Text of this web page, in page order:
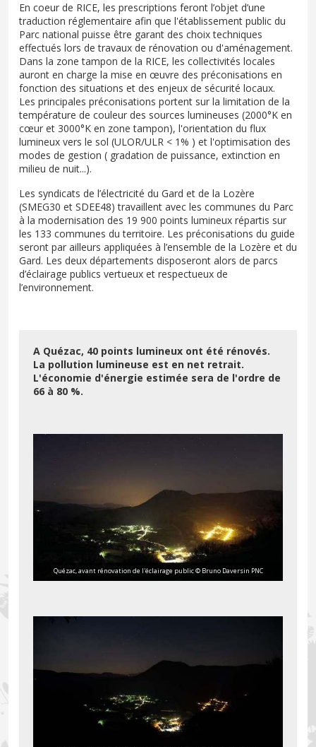
En coeur de RICE, les prescriptions feront l’objet d’une
traduction réglementaire afin que l'établissement public du
Parc national puisse être garant des choix techniques
effectués lors de travaux de rénovation ou d'aménagement.
Dans la zone tampon de la RICE, les collectivités locales
auront en charge la mise en œuvre des préconisations en
fonction des situations et des enjeux de sécurité locaux.
Les principales préconisations portent sur la limitation de la
température de couleur des sources lumineuses (2000°K en
cœur et 3000°K en zone tampon), l'orientation du flux
lumineux vers le sol (ULOR/ULR < 1% ) et l'optimisation des
modes de gestion ( gradation de puissance, extinction en
milieu de nuit...).
Les syndicats de l’électricité du Gard et de la Lozère
(SMEG30 et SDEE48) travaillent avec les communes du Parc
à la modernisation des 19 900 points lumineux répartis sur
les 133 communes du territoire. Les préconisations du guide
seront par ailleurs appliquées à l’ensemble de la Lozère et du
Gard. Les deux départements disposeront alors de parcs
d’éclairage publics vertueux et respectueux de
l’environnement.
A Quézac, 40 points lumineux ont été rénovés.
La pollution lumineuse est en net retrait.
L'économie d'énergie estimée sera de l'ordre de
66 à 80 %.
Quézac, avant rénovation de l'éclairage public © Bruno Daversin PNC